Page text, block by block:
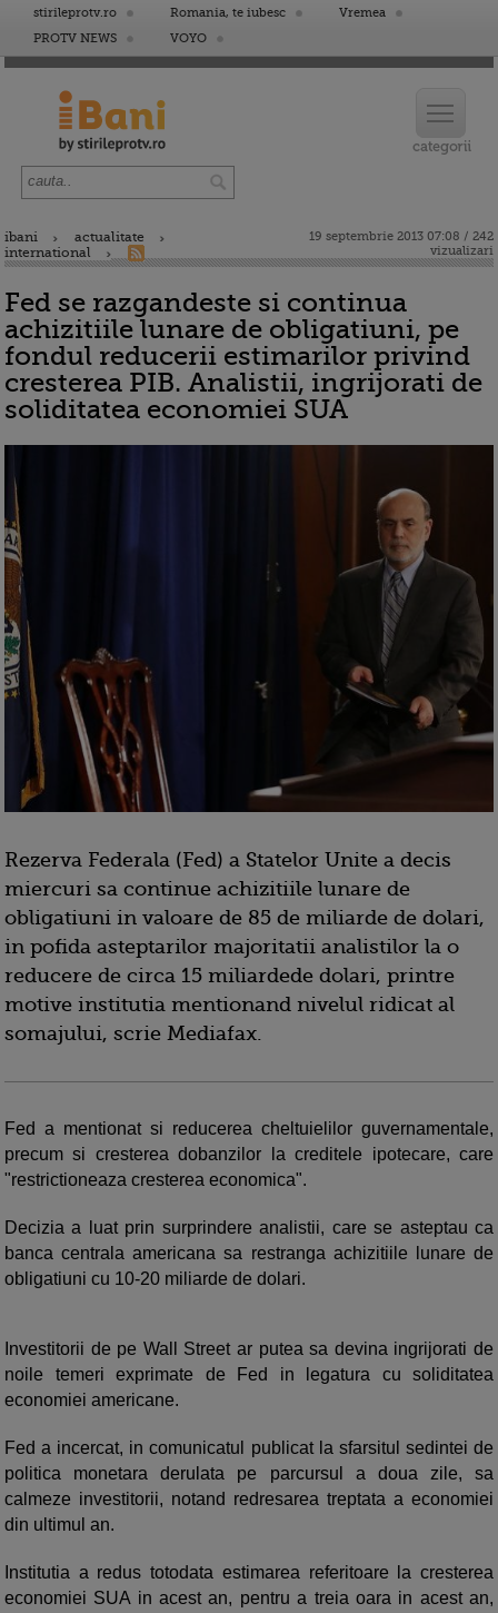
stirileprotv.ro Romania, te iubesc
Vremea
PROTV NEWS
VOYO
ibani
actualitate
international
19 septembrie 2013 07:08 / 242
vizualizari
Fed se razgandeste si continua
achizitiile lunare de obligatiuni, pe
fondul reducerii estimarilor privind
cresterea PIB. Analistii, ingrijorati de
soliditatea economiei SUA
Rezerva Federala (Fed) a Statelor Unite a decis
miercuri sa continue achizitiile lunare de
obligatiuni in valoare de 85 de miliarde de dolari,
in pofida asteptarilor majoritatii analistilor la o
reducere de circa 15 miliardede dolari, printre
motive institutia mentionand nivelul ridicat al
somajului, scrie Mediafax.
Fed a mentionat si reducerea cheltuielilor guvernamentale,
precum si cresterea dobanzilor la creditele ipotecare, care
"restrictioneaza cresterea economica".
Decizia a luat prin surprindere analistii, care se asteptau ca
banca centrala americana sa restranga achizitiile lunare de
obligatiuni cu 10-20 miliarde de dolari.
Investitorii de pe Wall Street ar putea sa devina ingrijorati de
noile temeri exprimate de Fed in legatura cu soliditatea
economiei americane.
Fed a incercat, in comunicatul publicat la sfarsitul sedintei de
politica monetara derulata pe parcursul a doua zile, sa
calmeze investitorii, notand redresarea treptata a economiei
din ultimul an.
Institutia a redus totodata estimarea referitoare la cresterea
economiei SUA in acest an, pentru a treia oara in acest an,